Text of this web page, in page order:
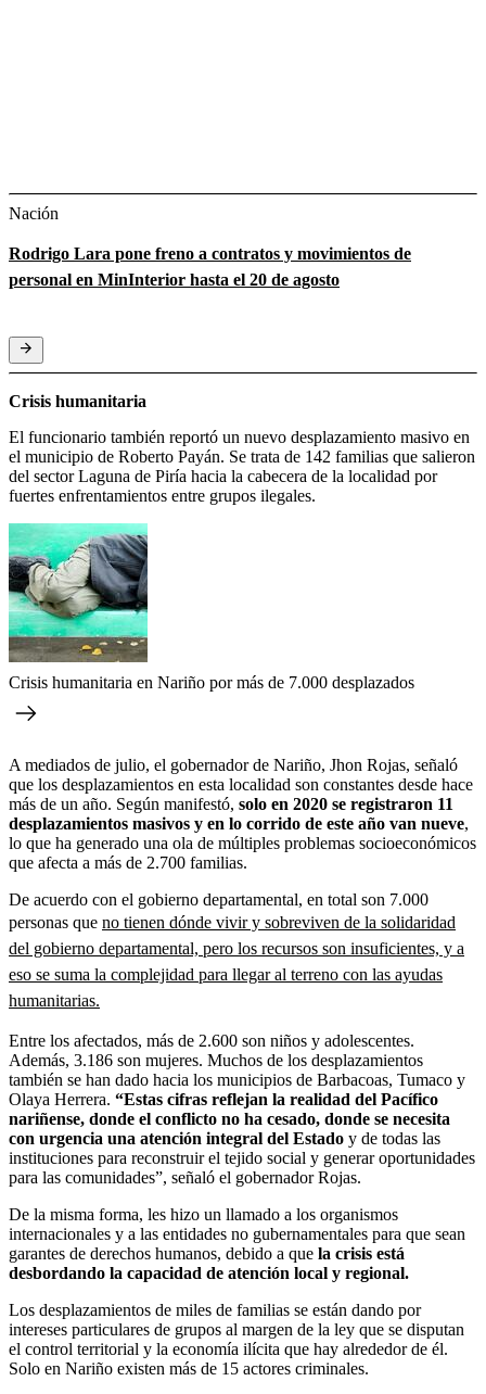
Nación
Rodrigo Lara pone freno a contratos y movimientos de
personal en MinInterior hasta el 20 de agosto
Crisis humanitaria
El funcionario también reportó un nuevo desplazamiento masivo en
el municipio de Roberto Payán. Se trata de 142 familias que salieron
del sector Laguna de Piría hacia la cabecera de la localidad por
fuertes enfrentamientos entre grupos ilegales.
Crisis humanitaria en Nariño por más de 7.000 desplazados
A mediados de julio, el gobernador de Nariño, Jhon Rojas, señaló
que los desplazamientos en esta localidad son constantes desde hace
más de un año. Según manifestó, solo en 2020 se registraron 11
desplazamientos masivos y en lo corrido de este año van nueve,
lo que ha generado una ola de múltiples problemas socioeconómicos
que afecta a más de 2.700 familias.
De acuerdo con el gobierno departamental, en total son 7.000
personas que no tienen dónde vivir y sobreviven de la solidaridad
del gobierno departamental, pero los recursos son insuficientes, y a
eso se suma la complejidad para llegar al terreno con las ayudas
humanitarias.
Entre los afectados, más de 2.600 son niños y adolescentes.
Además, 3.186 son mujeres. Muchos de los desplazamientos
también se han dado hacia los municipios de Barbacoas, Tumaco y
Olaya Herrera. “Estas cifras reflejan la realidad del Pacífico
nariñense, donde el conflicto no ha cesado, donde se necesita
con urgencia una atención integral del Estado y de todas las
instituciones para reconstruir el tejido social y generar oportunidades
para las comunidades”, señaló el gobernador Rojas.
De la misma forma, les hizo un llamado a los organismos
internacionales y a las entidades no gubernamentales para que sean
garantes de derechos humanos, debido a que la crisis está
desbordando la capacidad de atención local y regional.
Los desplazamientos de miles de familias se están dando por
intereses particulares de grupos al margen de la ley que se disputan
el control territorial y la economía ilícita que hay alrededor de él.
Solo en Nariño existen más de 15 actores criminales.